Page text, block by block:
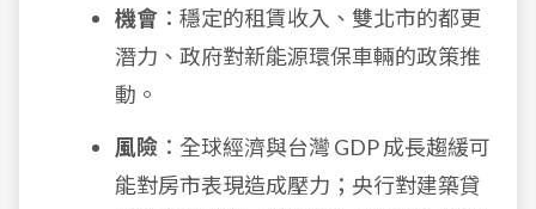
機會 ：穩定的租賃收入、雙北市的都更
潛力、政府對新能源環保車輛的政策推
動。
風險 ：全球經濟與台灣 GDP 成長趨緩可
能對房市表現造成壓力；央行對建築貸